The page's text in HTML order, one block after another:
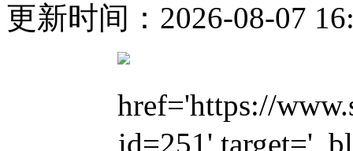
更新时间：2026-08-07